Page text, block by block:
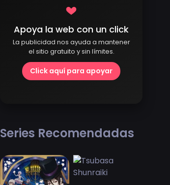
Apoya la web con un click
La publicidad nos ayuda a mantener
el sitio gratuito y sin límites.
Click aquí para apoyar
Series Recomendadas